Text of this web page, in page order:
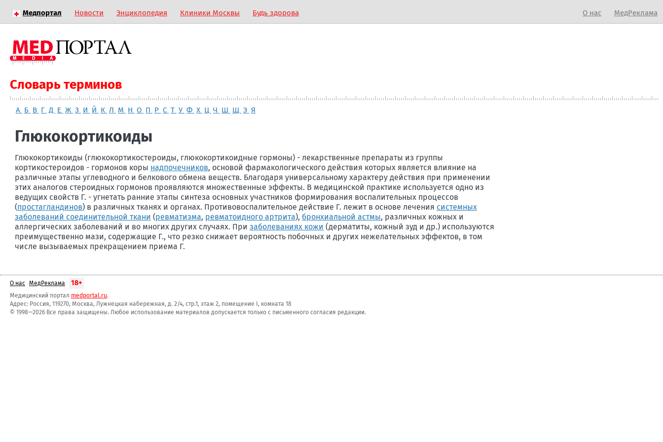
О нас МедРеклама
Медпортал Новости Энциклопедия Клиники Москвы Будь здорова
Словарь терминов
А Б В Г Д Е Ж З И Й К Л М Н О П Р С Т У Ф Х Ц Ч Ш Щ Э Я
Глюкокортикоиды
Глюкокортикоиды (глюкокортикостероиды, глюкокортикоидные гормоны) - лекарственные препараты из группы
кортикостероидов - гормонов коры надпочечников, основой фармакологического действия которых является влияние на
различные этапы углеводного и белкового обмена веществ. Благодаря универсальному характеру действия при применении
этих аналогов стероидных гормонов проявляются множественные эффекты. В медицинской практике используется одно из
ведущих свойств Г. - угнетать ранние этапы синтеза основных участников формирования воспалительных процессов
(простагландинов) в различных тканях и органах. Противовоспалительное действие Г. лежит в основе лечения системных
заболеваний соединительной ткани (ревматизма, ревматоидного артрита), бронхиальной астмы, различных кожных и
аллергических заболеваний и во многих других случаях. При заболеваниях кожи (дерматиты, кожный зуд и др.) используются
преимущественно мази, содержащие Г., что резко снижает вероятность побочных и других нежелательных эффектов, в том
числе вызываемых прекращением приема Г.
О нас МедРеклама 18+
Медицинский портал medportal.ru.
Адрес: Россия, 119270, Москва, Лужнецкая набережная, д. 2/4, стр.1, этаж 2, помещение I, комната 18
© 1998—2026 Все права защищены. Любое использование материалов допускается только с письменного согласия редакции.